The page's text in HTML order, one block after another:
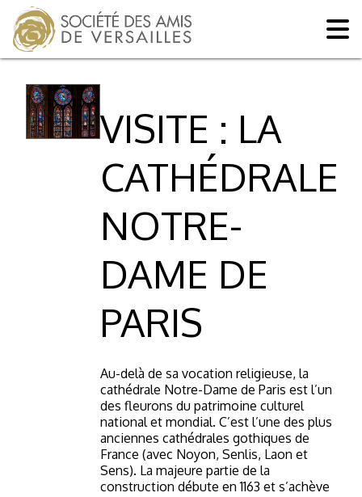
VISITE : LA
CATHÉDRALE
NOTRE-
DAME DE
PARIS
Au-delà de sa vocation religieuse, la
cathédrale Notre-Dame de Paris est l’un
des fleurons du patrimoine culturel
national et mondial. C’est l’une des plus
anciennes cathédrales gothiques de
France (avec Noyon, Senlis, Laon et
Sens). La majeure partie de la
construction débute en 1163 et s’achève